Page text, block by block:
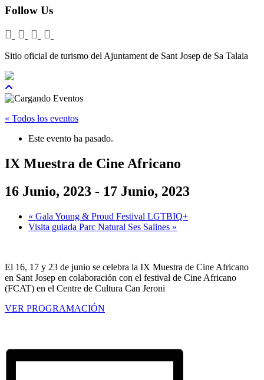
Follow Us
Sitio oficial de turismo del Ajuntament de Sant Josep de Sa Talaia
« Todos los eventos
Este evento ha pasado.
IX Muestra de Cine Africano
16 Junio, 2023 - 17 Junio, 2023
« Gala Young & Proud Festival LGTBIQ+
Visita guiada Parc Natural Ses Salines »
El 16, 17 y 23 de junio se celebra la IX Muestra de Cine Africano
en Sant Josep en colaboración con el festival de Cine Africano
(FCAT) en el Centre de Cultura Can Jeroni
VER PROGRAMACIÓN